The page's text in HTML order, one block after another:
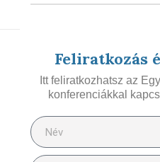
Feliratkozás
Itt feliratkozhatsz az
konferenciákkal